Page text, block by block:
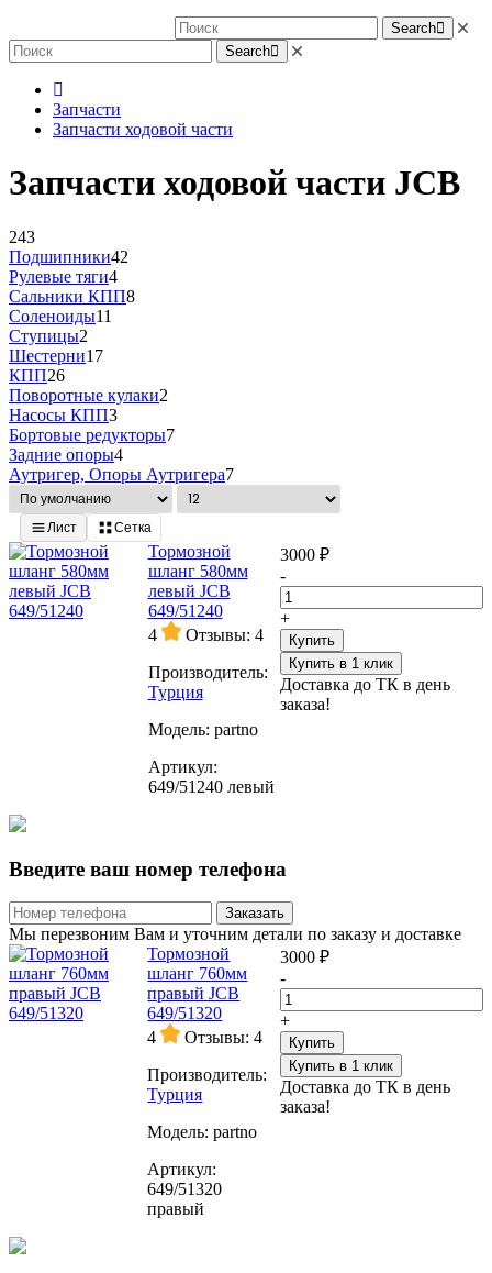
Search
Search
Запчасти
Запчасти ходовой части
Запчасти ходовой части JCB
243
Подшипники42
Рулевые тяги4
Сальники КПП8
Соленоиды11
Ступицы2
Шестерни17
КПП26
Поворотные кулаки2
Насосы КПП3
Бортовые редукторы7
Задние опоры4
Аутригер, Опоры Аутригера7
Лист
Сетка
Тормозной
шланг 580мм
левый JCB
649/51240
4
Отзывы: 4
Производитель:
Турция
Модель: partno
Артикул:
649/51240 левый
3000 ₽
-
+
Купить
Купить в 1 клик
Доставка до ТК в день
заказа!
Введите ваш номер телефона
Заказать
Мы перезвоним Вам и уточним детали по заказу и доставке
Тормозной
шланг 760мм
правый JCB
649/51320
4
Отзывы: 4
Производитель:
Турция
Модель: partno
Артикул:
649/51320
правый
3000 ₽
-
+
Купить
Купить в 1 клик
Доставка до ТК в день
заказа!